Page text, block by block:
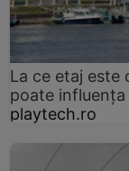
La ce etaj este
poate
playtech.ro